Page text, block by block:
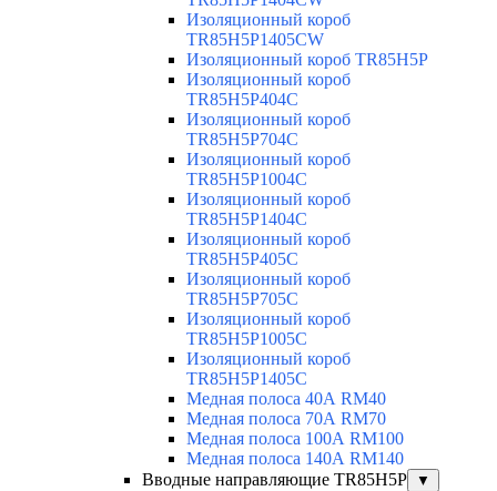
Изоляционный короб
TR85H5P1405CW
Изоляционный короб TR85H5P
Изоляционный короб
TR85H5P404C
Изоляционный короб
TR85H5P704C
Изоляционный короб
TR85H5P1004C
Изоляционный короб
TR85H5P1404C
Изоляционный короб
TR85H5P405C
Изоляционный короб
TR85H5P705C
Изоляционный короб
TR85H5P1005C
Изоляционный короб
TR85H5P1405C
Медная полоса 40А RM40
Медная полоса 70А RM70
Медная полоса 100А RM100
Медная полоса 140А RM140
Вводные направляющие TR85H5P
▼